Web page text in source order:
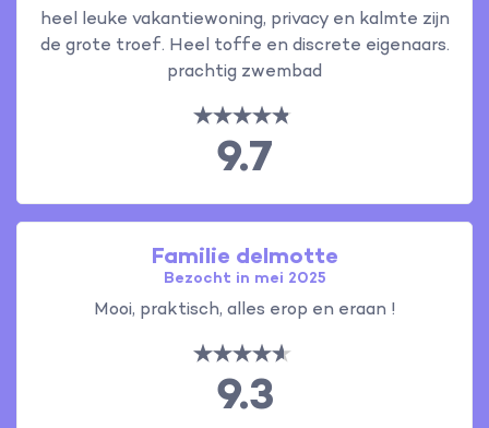
heel leuke vakantiewoning, privacy en kalmte zijn
de grote troef. Heel toffe en discrete eigenaars.
prachtig zwembad
9.7
Familie delmotte
Bezocht in mei 2025
Mooi, praktisch, alles erop en eraan !
9.3